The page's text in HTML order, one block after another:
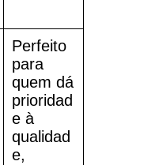
Perfeito
para
quem dá
prioridad
e à
qualidad
e,